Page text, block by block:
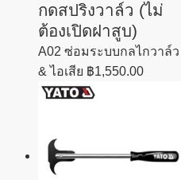
กดสปริงวาล์ว (ไม่
ต้องเปิดฝาสูบ)
A02 ซ่อมระบบกลไกวาล์ว
& ไอเสีย ฿1,550.00